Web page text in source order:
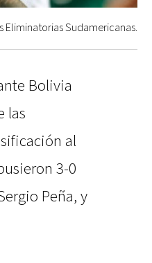
Eliminatorias Sudamericanas.
Bolivia
las
al
3-0
Peña, y